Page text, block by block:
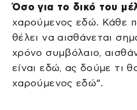
Όσο για το δικό του
χαρούμενος εδώ. Κάθε
θέλει να αισθάνεται
χρόνο συμβόλαιο,
είναι εδώ, ας δούμε τι θα
χαρούμενος εδώ”.